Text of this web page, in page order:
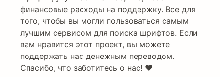
финансовые расходы на поддержку. Все для
того, чтобы вы могли пользоваться самым
лучшим сервисом для поиска шрифтов. Если
вам нравится этот проект, вы можете
поддержать нас денежным переводом.
Спасибо, что заботитесь о нас! ❤️